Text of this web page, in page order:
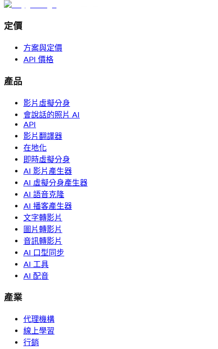
定價
方案與定價
API 價格
產品
影片虛擬分身
會說話的照片 AI
API
影片翻譯器
在地化
即時虛擬分身
AI 影片產生器
AI 虛擬分身產生器
AI 語音克隆
AI 播客產生器
文字轉影片
圖片轉影片
音訊轉影片
AI 口型同步
AI 工具
AI 配音
產業
代理機構
線上學習
行銷